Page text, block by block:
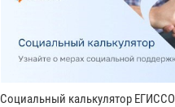
Социальный калькулятор ЕГИССО